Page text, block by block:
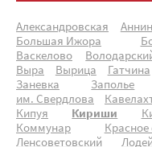
Александровская
Большая Ижора
Васкелово
Выра
Вырица Гатчина
Заневка
Заполье
им. Свердлова
Кипуя
Кириши
Коммунар
Красное
Ленсоветовский